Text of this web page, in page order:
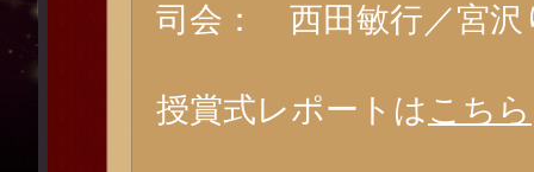
司会： 西田敏行／宮沢
授賞式レポートはこちら